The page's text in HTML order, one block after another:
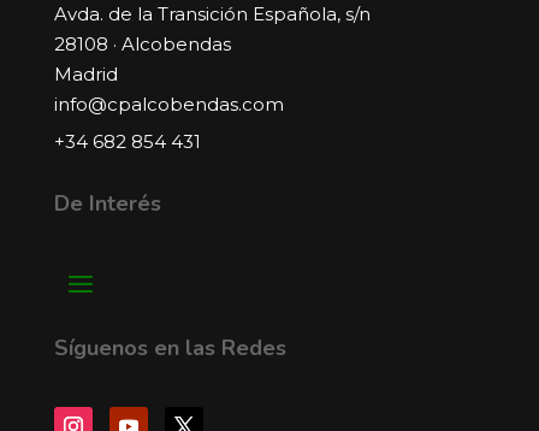
Avda. de la Transición Española, s/n
28108 · Alcobendas
Madrid
info@cpalcobendas.com
+34 682 854 431
De Interés
Síguenos en las Redes